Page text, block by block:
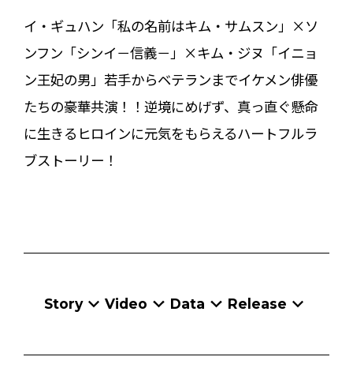
イ・ギュハン「私の名前はキム・サムスン」×ソ
ンフン「シンイ－信義－」×キム・ジヌ「イニョ
ン王妃の男」若手からベテランまでイケメン俳優
たちの豪華共演！！逆境にめげず、真っ直ぐ懸命
に生きるヒロインに元気をもらえるハートフルラ
ブストーリー！
Story Video Data Release